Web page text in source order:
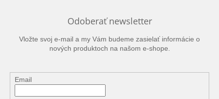
Odoberať newsletter
Vložte svoj e-mail a my Vám budeme zasielať informácie o
nových produktoch na našom e-shope.
Email